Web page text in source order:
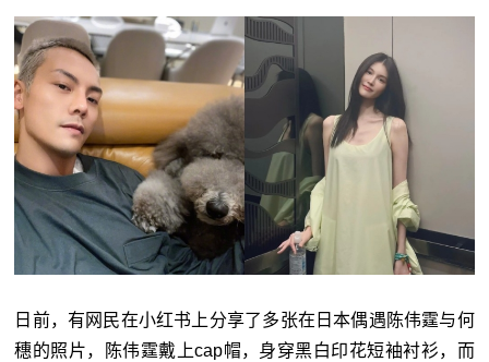
日前，有网民在小红书上分享了多张在日本偶遇陈伟霆与何
穗的照片，陈伟霆戴上cap帽，身穿黑白印花短袖衬衫，而